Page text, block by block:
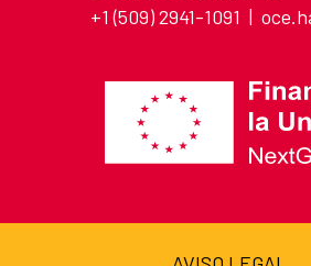
+1 (509) 2941-1091 |